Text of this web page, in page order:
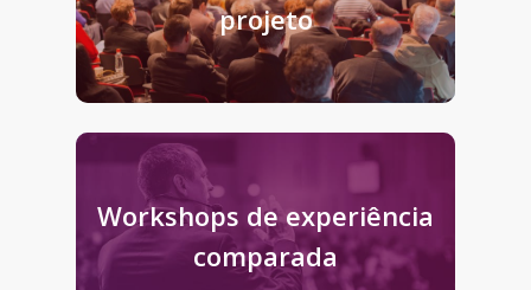
projeto
Workshops de experiência
comparada